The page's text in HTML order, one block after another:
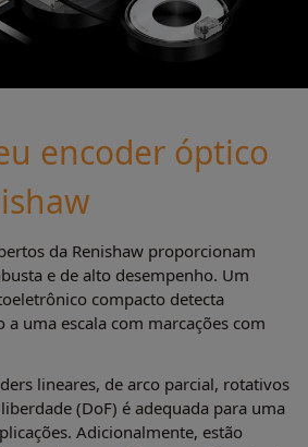
encoder óptico
da Renishaw proporcionam
e de alto desempenho. Um
compacto detecta
uma escala com marcações com
lineares, de arco parcial, rotativos
(DoF) é adequada para uma
Adicionalmente, estão